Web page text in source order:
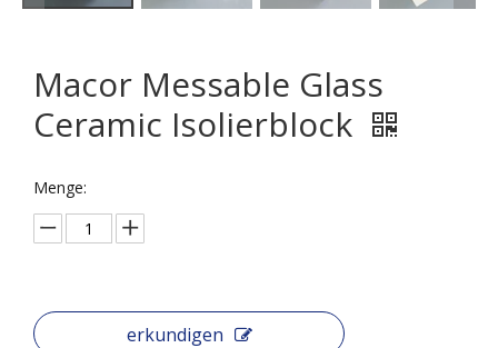
Macor Messable Glass
Ceramic Isolierblock
Menge:
erkundigen